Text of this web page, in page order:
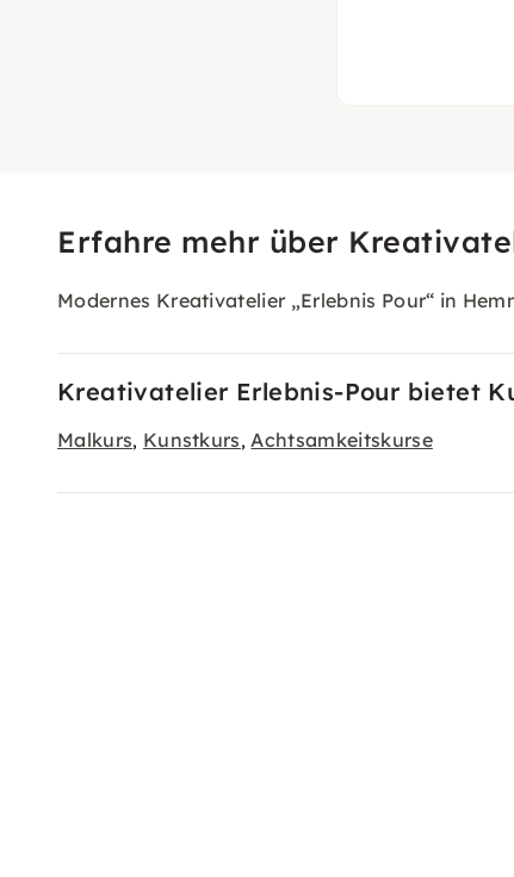
Erfahre mehr über
Modernes Kreativatelier „Erlebnis Pour“ in
Kreativatelier Erlebnis-Pour bietet
Malkurs, Kunstkurs,Achtsamkeitskurse